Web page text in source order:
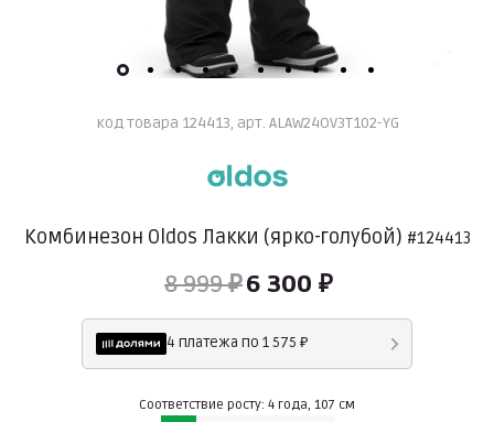
код товара 124413, арт. ALAW24OV3T102-YG
Комбинезон Oldos Лакки (ярко-голубой) #124413
8 999 ₽6 300 ₽
4 платежа по 1 575 ₽
Соответствие росту: 4 года, 107 см